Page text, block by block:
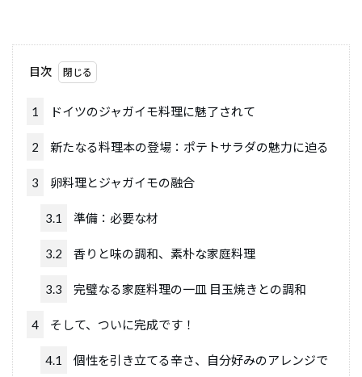
目次
1 ドイツのジャガイモ料理に魅了されて
2 新たなる料理本の登場：ポテトサラダの魅力に迫る
3 卵料理とジャガイモの融合
3.1 準備：必要な材
3.2 香りと味の調和、素朴な家庭料理
3.3 完璧なる家庭料理の一皿 目玉焼きとの調和
4 そして、ついに完成です！
4.1
個性を引き立てる辛さ、自分好みのアレンジで